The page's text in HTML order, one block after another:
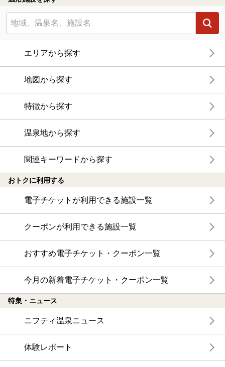
エリアから探す
地図から探す
特徴から探す
温泉地から探す
関連キーワードから探す
おトクに利用する
電子チケットが利用できる施設一覧
クーポンが利用できる施設一覧
おすすめ電子チケット・クーポン一覧
今月の新着電子チケット・クーポン一覧
特集・ニュース
ニフティ温泉ニュース
体験レポート